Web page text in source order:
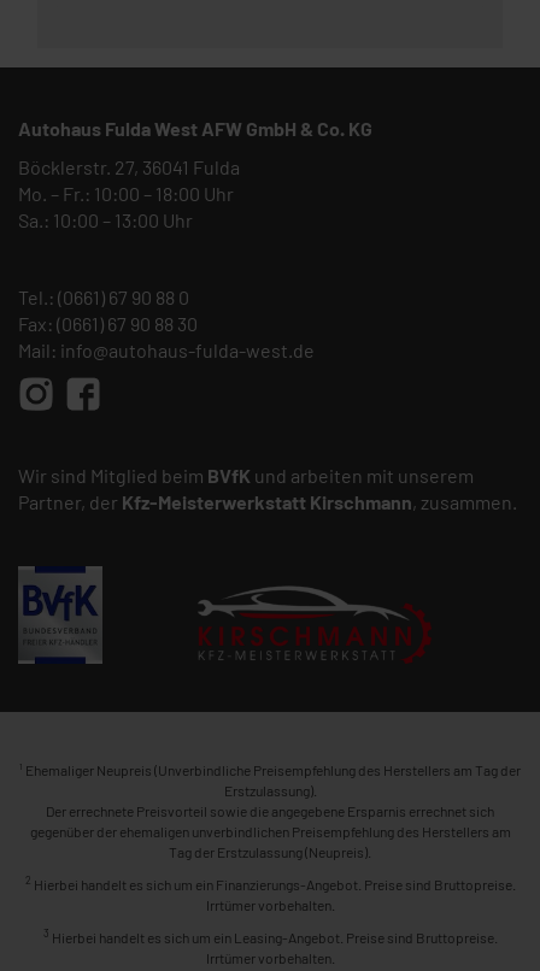
Autohaus Fulda West AFW GmbH & Co. KG
Böcklerstr. 27, 36041 Fulda
Mo. – Fr.: 10:00 – 18:00 Uhr
Sa.: 10:00 – 13:00 Uhr
Tel.: (0661) 67 90 88 0
Fax: (0661) 67 90 88 30
Mail: info@autohaus-fulda-west.de
Wir sind Mitglied beim BVfK und arbeiten mit unserem
Partner, der Kfz-Meisterwerkstatt Kirschmann, zusammen.
1 Ehemaliger Neupreis (Unverbindliche Preisempfehlung des Herstellers am Tag der
Erstzulassung).
Der errechnete Preisvorteil sowie die angegebene Ersparnis errechnet sich
gegenüber der ehemaligen unverbindlichen Preisempfehlung des Herstellers am
Tag der Erstzulassung (Neupreis).
2 Hierbei handelt es sich um ein Finanzierungs-Angebot. Preise sind Bruttopreise.
Irrtümer vorbehalten.
3 Hierbei handelt es sich um ein Leasing-Angebot. Preise sind Bruttopreise.
Irrtümer vorbehalten.